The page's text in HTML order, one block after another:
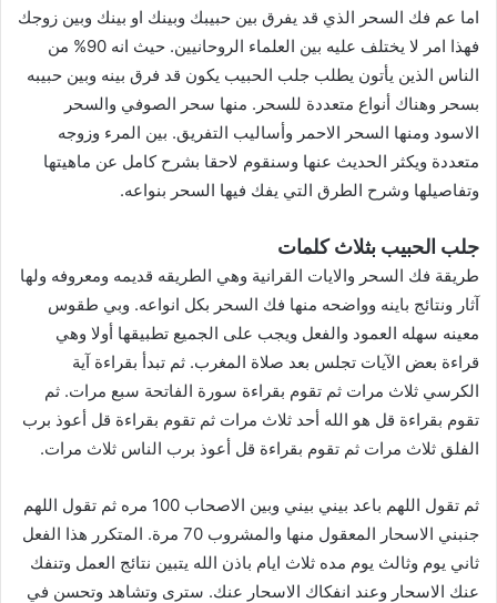
اما عم فك السحر الذي قد يفرق بين حبيبك وبينك او بينك وبين زوجك
فهذا امر لا يختلف عليه بين العلماء الروحانيين. حيث انه 90% من
الناس الذين يأتون يطلب جلب الحبيب يكون قد فرق بينه وبين حبيبه
بسحر وهناك أنواع متعددة للسحر. منها سحر الصوفي والسحر
الاسود ومنها السحر الاحمر وأساليب التفريق. بين المرء وزوجه
متعددة ويكثر الحديث عنها وسنقوم لاحقا بشرح كامل عن ماهيتها
وتفاصيلها وشرح الطرق التي يفك فيها السحر بنواعه.
جلب الحبيب بثلاث كلمات
طريقة فك السحر والايات القرانية وهي الطريقه قديمه ومعروفه ولها
آثار ونتائج باينه وواضحه منها فك السحر بكل انواعه. وبي طقوس
معينه سهله العمود والفعل ويجب على الجميع تطبيقها أولا وهي
قراءة بعض الآيات تجلس بعد صلاة المغرب. ثم تبدأ بقراءة آية
الكرسي ثلاث مرات ثم تقوم بقراءة سورة الفاتحة سبع مرات. ثم
تقوم بقراءة قل هو الله أحد ثلاث مرات ثم تقوم بقراءة قل أعوذ برب
الفلق ثلاث مرات ثم تقوم بقراءة قل أعوذ برب الناس ثلاث مرات.
ثم تقول اللهم باعد بيني بيني وبين الاصحاب 100 مره ثم تقول اللهم
جنبني الاسحار المعقول منها والمشروب 70 مرة. المتكرر هذا الفعل
ثاني يوم وثالث يوم مده ثلاث ايام باذن الله يتبين نتائج العمل وتنفك
عنك الاسحار وعند انفكاك الاسحار عنك. سترى وتشاهد وتحسن في